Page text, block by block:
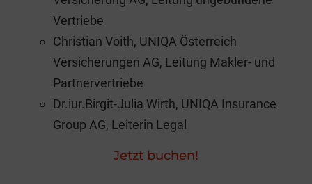
Vertriebe
Christian Voith, UNIQA Österreich
Versicherungen AG, Leitung Makler- und
Partnervertriebe
Dr.iur.Birgit-Julia Wirth, UNIQA Insurance
Group AG, Leiterin Legal
Jetzt buchen!